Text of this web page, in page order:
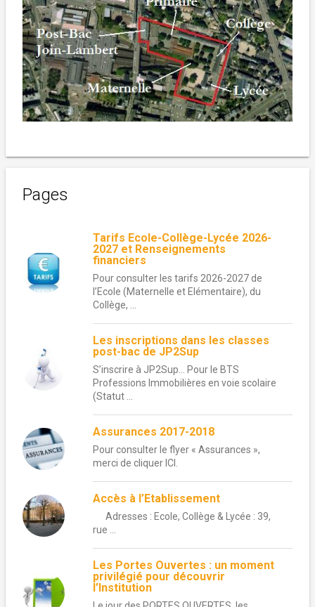
Pages
Tarifs Ecole-Collège-Lycée 2026-
2027 et Renseignements
financiers
Pour consulter les tarifs 2026-2027 de
l’Ecole (Maternelle et Elémentaire), du
Collège, ...
Les inscriptions dans les classes
post-bac de JP2Sup
S’inscrire à JP2Sup… Pour le BTS
Professions Immobilières en voie scolaire
(Statut ...
Assurances 2017-2018
Pour consulter le flyer « Assurances »,
merci de cliquer ICI.
Accès à l’Etablissement
Adresses : Ecole, Collège & Lycée : 39,
rue ...
Les Portes Ouvertes : un moment
privilégié pour découvrir
l’Institution